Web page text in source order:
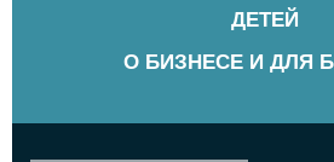
ДЕТЕЙ
О БИЗНЕСЕ И ДЛЯ